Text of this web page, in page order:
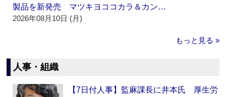
製品を新発売 マツキヨココカラ＆カン…
2026年08月10日 (月)
もっと見る »
人事・組織
【7日付人事】監麻課長に井本氏 厚生労